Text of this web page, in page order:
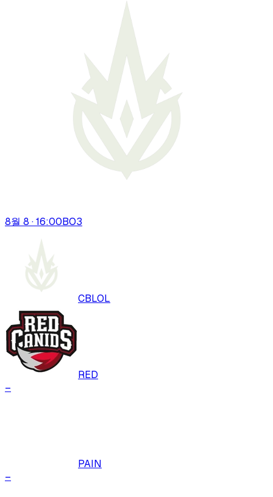
8월 8 · 16:00BO3
CBLOL
RED
–
PAIN
–